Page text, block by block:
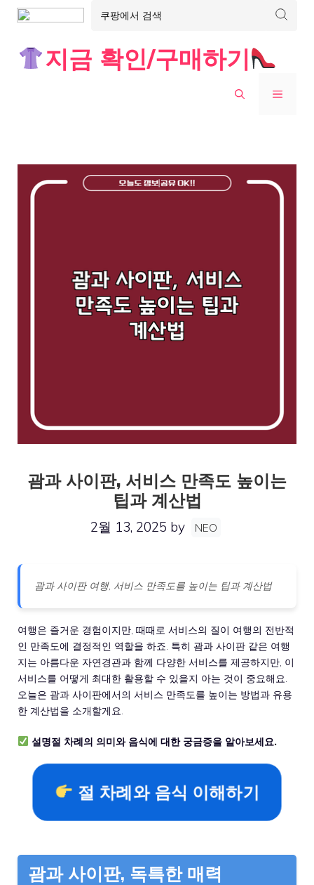
지금 확인/구매하기
MENU
괌과 사이판, 서비스 만족도 높이는
팁과 계산법
2월 13, 2025 by NEO
괌과 사이판 여행, 서비스 만족도를 높이는 팁과 계산법
여행은 즐거운 경험이지만, 때때로 서비스의 질이 여행의 전반적
인 만족도에 결정적인 역할을 하죠. 특히 괌과 사이판 같은 여행
지는 아름다운 자연경관과 함께 다양한 서비스를 제공하지만, 이
서비스를 어떻게 최대한 활용할 수 있을지 아는 것이 중요해요.
오늘은 괌과 사이판에서의 서비스 만족도를 높이는 방법과 유용
한 계산법을 소개할게요.
설명절 차례의 의미와 음식에 대한 궁금증을 알아보세요.
절 차례와 음식 이해하기
괌과 사이판, 독특한 매력